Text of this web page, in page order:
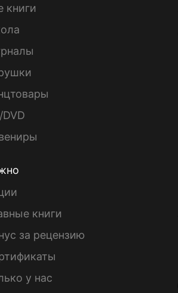
книги
DVD
книги
за рецензию
у нас